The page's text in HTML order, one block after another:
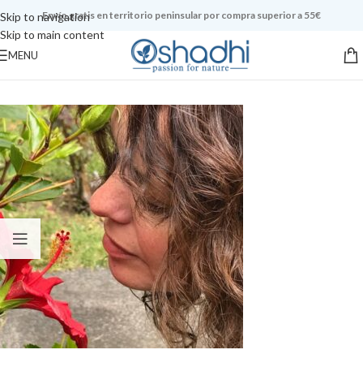
Skip to navigation
Skip to main content
Envío gratis en territorio peninsular por compra superior a 55€
MENU